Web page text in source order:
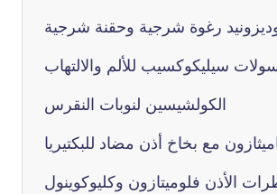
رغوة شرجية وحقنة شرجية
سيليكوكسيب للألم والالتهاب
الكولشيسين لنوبات النقرس
مع بخاخ أذن مضاد للبكتيريا
الأذن فلوميتازون وكليوكوينول